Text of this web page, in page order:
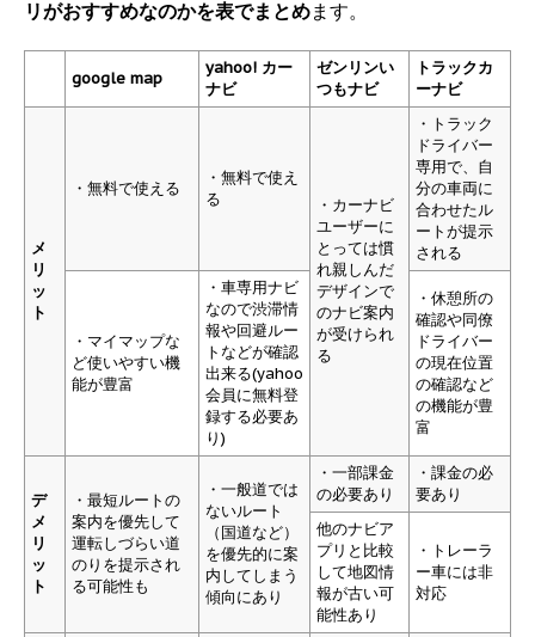
リがおすすめなのかを表でまとめます。
google map
yahoo! カー
ナビ
ゼンリンい
つもナビ
トラックカ
ーナビ
メ
リ
ッ
ト
・無料で使える
・無料で使え
る
・カーナビ
ユーザーに
とっては慣
れ親しんだ
デザインで
のナビ案内
が受けられ
る
・トラック
ドライバー
専用で、自
分の車両に
合わせたル
ートが提示
される
・マイマップな
ど使いやすい機
能が豊富
・車専用ナビ
なので渋滞情
報や回避ルー
トなどが確認
出来る(yahoo
会員に無料登
録する必要あ
り)
・休憩所の
確認や同僚
ドライバー
の現在位置
の確認など
の機能が豊
富
デ
メ
リ
ッ
ト
・最短ルートの
案内を優先して
運転しづらい道
のりを提示され
る可能性も
・一般道では
ないルート
（国道など）
を優先的に案
内してしまう
傾向にあり
・一部課金
の必要あり
・課金の必
要あり
他のナビア
プリと比較
して地図情
報が古い可
能性あり
・トレーラ
ー車には非
対応